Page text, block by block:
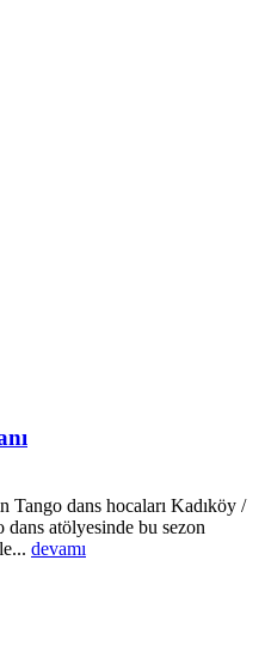
Tango dans hocaları Kadıköy /
atölyesinde bu sezon
devamı